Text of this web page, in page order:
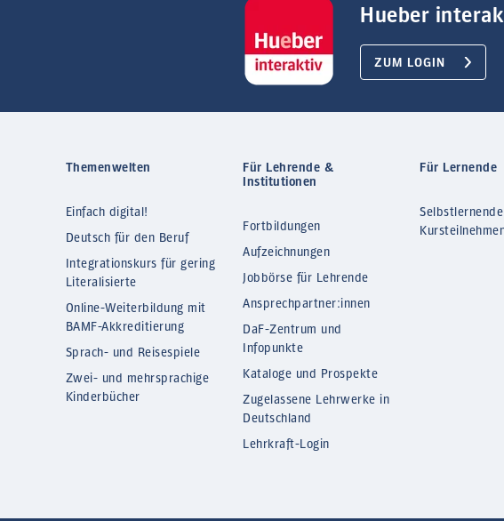
Hueber
ZUM LOGIN
Themenwelten
Einfach digital!
Deutsch für den Beruf
Integrationskurs für gering
Literalisierte
Online-Weiterbildung mit
BAMF-Akkreditierung
Sprach- und Reisespiele
Zwei- und mehrsprachige
Kinderbücher
Für Lehrende &
Institutionen
Fortbildungen
Aufzeichnungen
Jobbörse für Lehrende
Ansprechpartner:innen
DaF-Zentrum und
Infopunkte
Kataloge und Prospekte
Zugelassene Lehrwerke in
Deutschland
Lehrkraft-Login
Für Lernende